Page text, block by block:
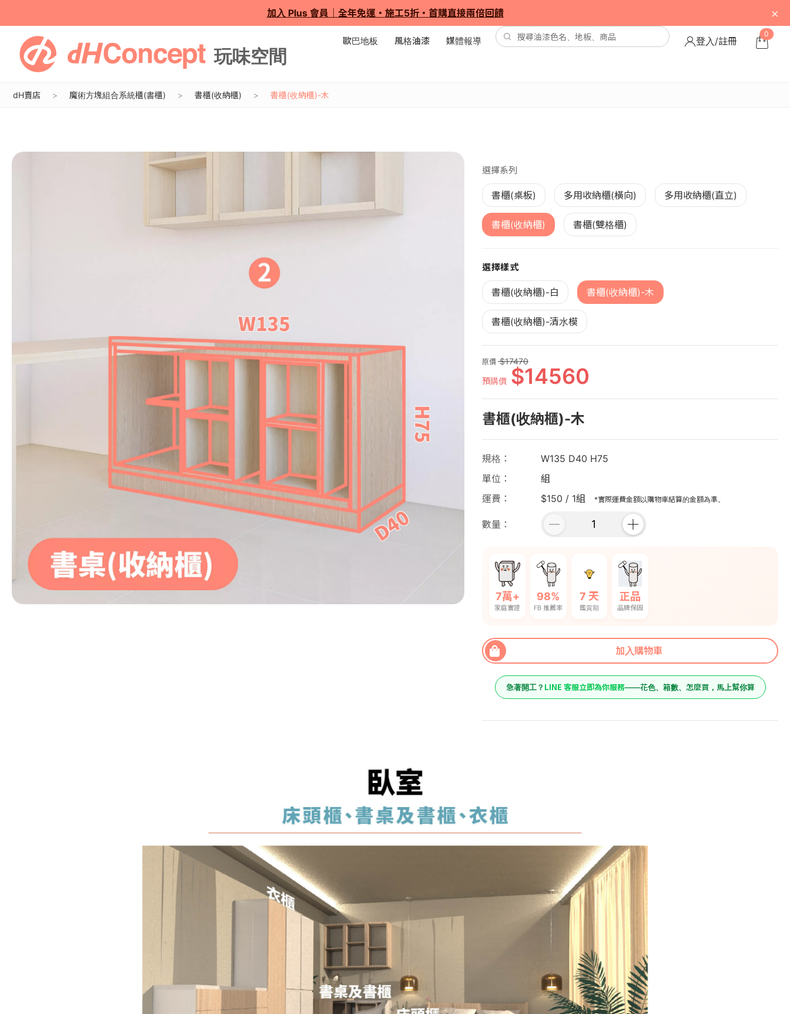
加入 Plus 會員｜全年免運・施工5折・首購直接兩倍回饋 ×
歐巴地板 風格油漆 媒體報導 登入/註冊
0
dH賣店 魔術方塊組合系統櫃(書櫃) 書櫃(收納櫃) 書櫃(收納櫃)-木
選擇系列
書櫃(桌板) 多用收納櫃(橫向) 多用收納櫃(直立)
書櫃(收納櫃) 書櫃(雙格櫃)
選擇樣式
書櫃(收納櫃)-白 書櫃(收納櫃)-木
書櫃(收納櫃)-清水模
原價
17470
預購價
14560
書櫃(收納櫃)-木
規格
W135 D40 H75
單位
組
運費
$150 / 1組 *實際運費金額以購物車結算的金額為準。
數量
7萬+
家庭實證
98%
FB 推薦率
7 天
鑑賞期
正品
品牌保固
加入購物車
急著開工？ LINE 客服立即為你服務——花色、箱數、怎麼買，馬上幫你算
14560